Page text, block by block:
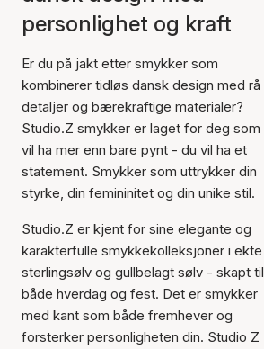
personlighet og kraft
Er du på jakt etter smykker som
kombinerer tidløs dansk design med rå
detaljer og bærekraftige materialer?
Studio.Z smykker er laget for deg som
vil ha mer enn bare pynt - du vil ha et
statement. Smykker som uttrykker din
styrke, din femininitet og din unike stil.
Studio.Z er kjent for sine elegante og
karakterfulle smykkekolleksjoner i ekte
sterlingsølv og gullbelagt sølv - skapt til
både hverdag og fest. Det er smykker
med kant som både fremhever og
forsterker personligheten din. Studio Z